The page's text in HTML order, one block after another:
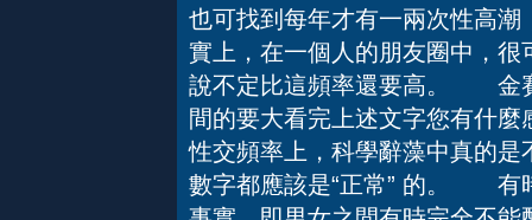
也可找到每年才有一兩次性高
實上，在一個人的朋友圈中，
說不定比這頻率還要高。 金
間的要大看完上述文字您有什
性交頻率上，科學辭藻中真的是
數字都應該是“正常” 的。